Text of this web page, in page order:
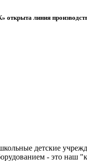
линия
детские
- это наш